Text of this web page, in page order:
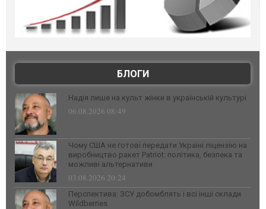
БЛОГИ
Надія лише на культ жінки в українській культурі
06.08.2026 08:49
Чому США не готові передати Україні ліцензію на
виробництво ракет Patriot: політика, безпека та
можливі альтернативи
03.08.2026 20:24
Перспектива: ЗСУ добомблять і всі інші склади
Wildberries